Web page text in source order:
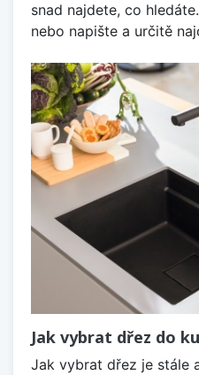
snad najdete, co
nebo napište a určitě
Jak vybrat dřez do
Jak vybrat dřez je stále